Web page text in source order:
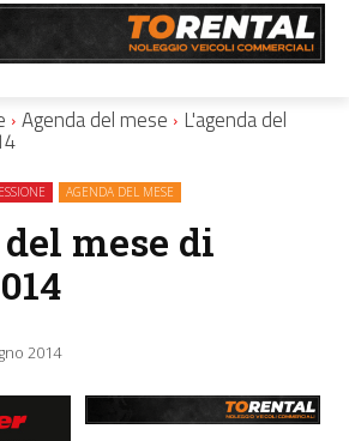
Agenda del mese L'agenda del
AGENDA DEL MESE
del mese di
2014